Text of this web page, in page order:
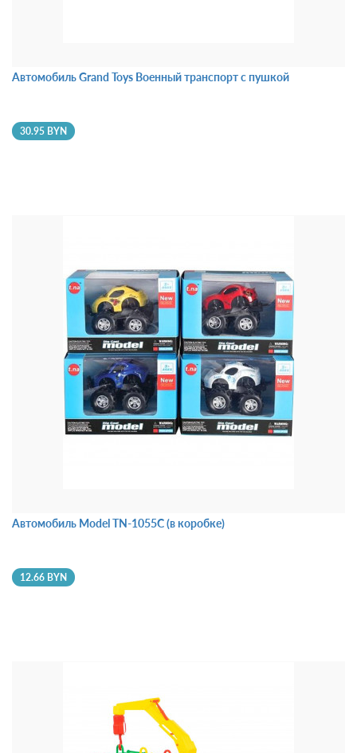
Автомобиль Grand Toys Военный транспорт с пушкой
30.95 BYN
Автомобиль Model TN-1055C (в коробке)
12.66 BYN